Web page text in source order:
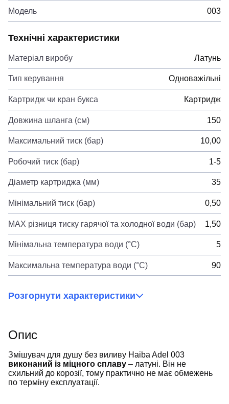
Модель 003
Технічні характеристики
Матеріал виробу Латунь
Тип керування Одноважільні
Картридж чи кран букса Картридж
Довжина шланга (см) 150
Максимальний тиск (бар) 10,00
Робочий тиск (бар) 1-5
Діаметр картриджа (мм) 35
Мінімальний тиск (бар) 0,50
MAX різниця тиску гарячої та холодної води (бар) 1,50
Мінімальна температура води (°C) 5
Максимальна температура води (°C) 90
Розгорнути характеристики
Опис
Змішувач для душу без виливу Haiba Adel 003
виконаний із міцного сплаву – латуні. Він не
схильний до корозії, тому практично не має обмежень
по терміну експлуатації.